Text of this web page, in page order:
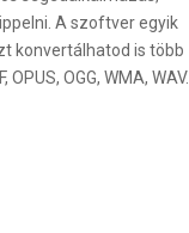
A szoftver egyik
konvertálhatod is több
OGG, WMA, WAV.